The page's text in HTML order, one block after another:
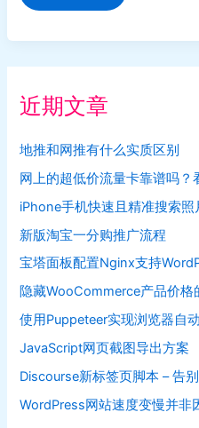
方
系
版
载
地
近期文章
地推和网推有什么实质区别
网上的超低价流量卡靠谱吗？
iPhone手机快速且精准搜索照
新版淘宝一分购推广流程
宝塔面板配置Nginx支持
隐藏WooCommerce产品价格
使用Puppeteer实现浏览器自
JavaScript网页截图导出方案
Discourse新标签页脚本 – 告
WordPress网站速度变慢并非